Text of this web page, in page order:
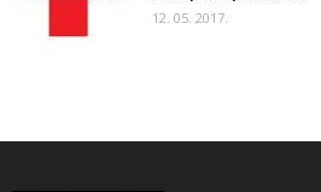
12. 05. 2017.